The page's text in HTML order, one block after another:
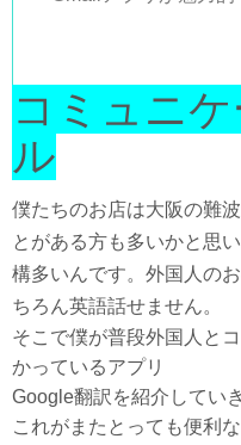
コミュニ
ル
僕たちのお店は大阪の難
とがある方も多いかと思
構多いんです。外国人の
ちろん英語話せません。
そこで僕が普段外国人と
かっているアプリ
Google翻訳を紹介してい
これがまたとっても便利な